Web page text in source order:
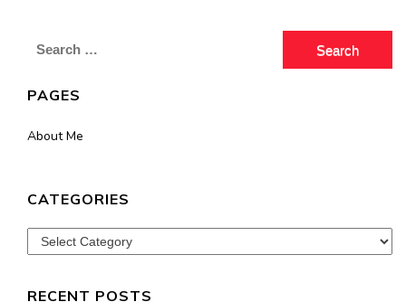
Search
PAGES
About Me
CATEGORIES
Categories
RECENT POSTS